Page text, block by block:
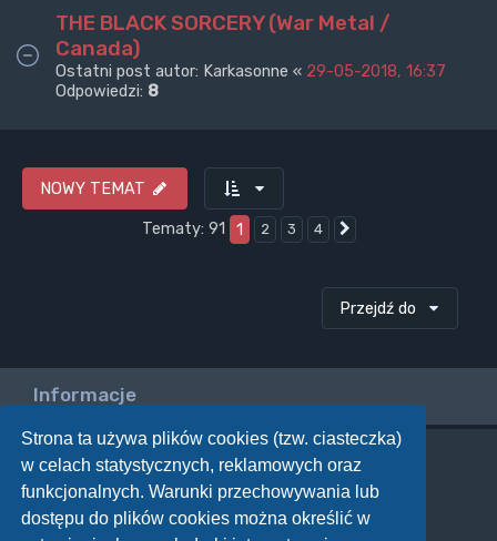
Strona ta używa plików cookies (tzw. ciasteczka)
w celach statystycznych, reklamowych oraz
funkcjonalnych. Warunki przechowywania lub
dostępu do plików cookies można określić w
THE BLACK SORCERY (War Metal /
Canada)
Ostatni post autor: Karkasonne « 29-05-2018, 16:37
Odpowiedzi: 8
NOWY TEMAT
Tematy: 91
1 2 3 4
Przejdź do
Informacje
Twoje uprawnienia na tym forum
Nie możesztworzyć nowych tematów
Nie możeszodpowiadać w tematach